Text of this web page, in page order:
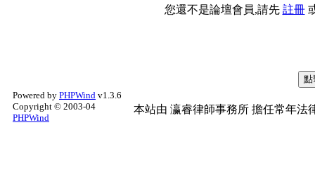
您還不是論壇會員,請先 註冊
Powered by PHPWind v1.3.6
Copyright © 2003-04
PHPWind
本站由 瀛睿律師事務所 擔任常年法